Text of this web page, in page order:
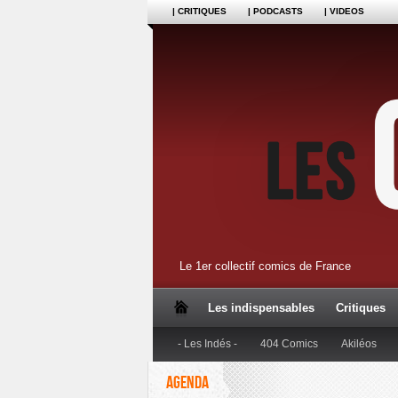
| CRITIQUES | PODCASTS | VIDEOS
Le 1er collectif comics de France
Les indispensables Critiques
- Les Indés - 404 Comics Akiléos
Dupuis Editions Anspach
AGENDA